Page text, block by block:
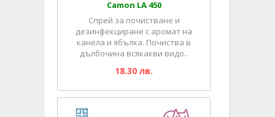
Camon LA 450
Спрей за почистване и
дезинфекциране с аромат на
канела и ябълка. Почиства в
дълбочина всякакви видо..
18.30 лв.